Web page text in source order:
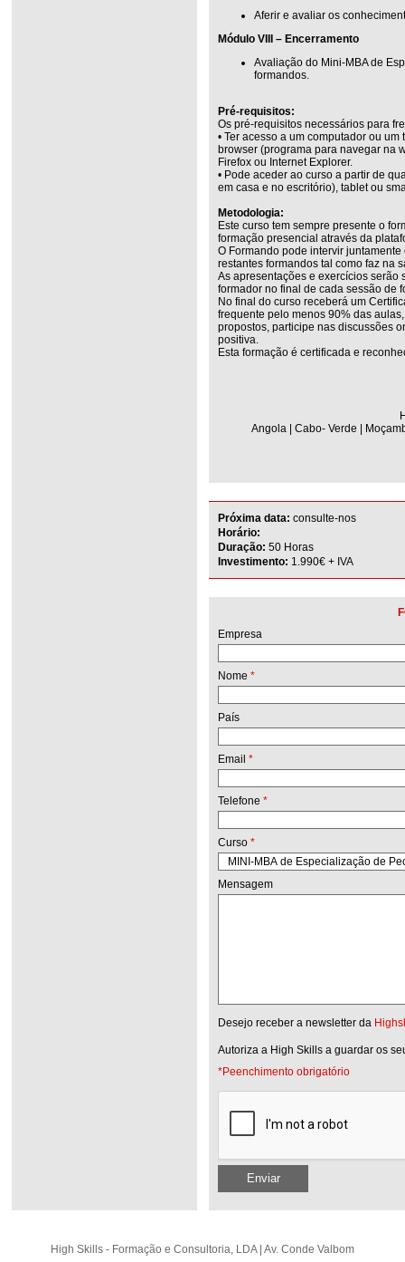
Aferir e avaliar os
Módulo VIII – Encerramento
Avaliação do Mini-MBA de
formandos.
Pré-requisitos:
Os pré-requisitos necessários para
• Ter acesso a um computador ou
browser (programa para navegar na
Firefox ou Internet Explorer.
• Pode aceder ao curso a partir de
em casa e no escritório), tablet ou
Metodologia:
Este curso tem sempre presente o
formação presencial através da
O Formando pode intervir
restantes formandos tal como faz na
As apresentações e exercícios
formador no final de cada sessão de
No final do curso receberá um
frequente pelo menos 90% das
propostos, participe nas discussões
positiva.
Esta formação é certificada e
Angola | Cabo- Verde |
Próxima data: consulte-nos
Horário:
Duração: 50 Horas
Investimento: 1.990€ + IVA
Empresa
Nome *
País
Email *
Telefone *
Curso *
Mensagem
Desejo receber a newsletter da
Autoriza a High Skills a guardar os
*Peenchimento obrigatório
Enviar
High Skills - Formação e Consultoria, LDA | Av. Conde Valbom